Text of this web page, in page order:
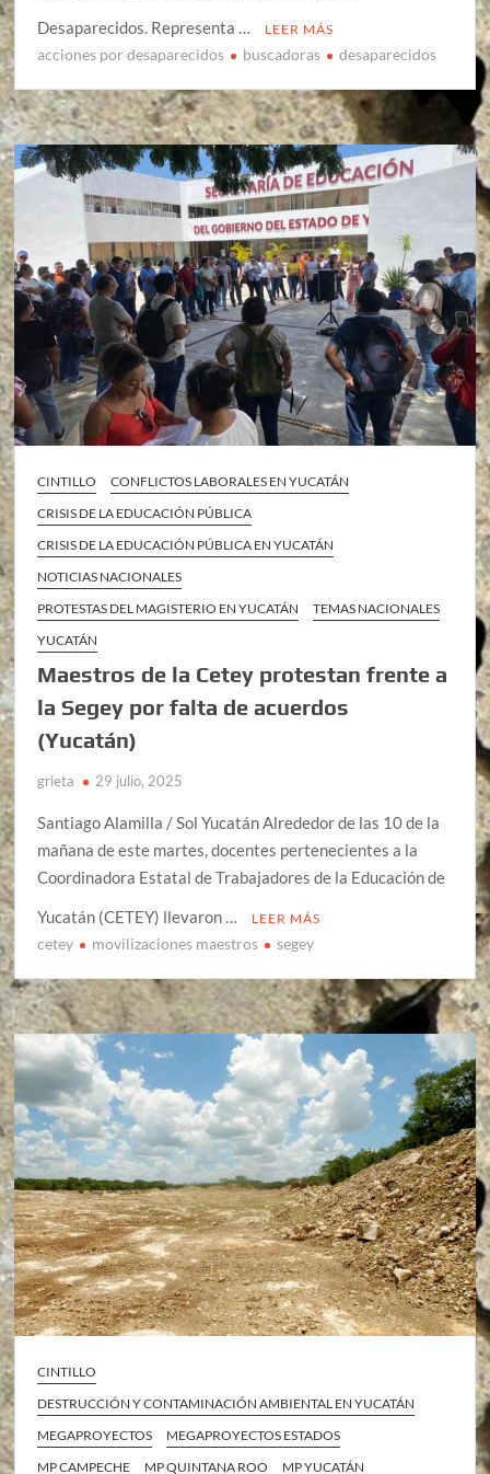
Desaparecidos. Representa …
LEER MÁS
acciones por desaparecidos buscadoras desaparecidos
CINTILLO
CONFLICTOS LABORALES EN YUCATÁN
CRISIS DE LA EDUCACIÓN PÚBLICA
CRISIS DE LA EDUCACIÓN PÚBLICA EN YUCATÁN
NOTICIAS NACIONALES
PROTESTAS DEL MAGISTERIO EN YUCATÁN
TEMAS NACIONALES
YUCATÁN
Maestros de la Cetey protestan frente a
la Segey por falta de acuerdos
(Yucatán)
grieta 29 julio, 2025
Santiago Alamilla / Sol Yucatán Alrededor de las 10 de la
mañana de este martes, docentes pertenecientes a la
Coordinadora Estatal de Trabajadores de la Educación de
Yucatán (CETEY) llevaron …
LEER MÁS
cetey movilizaciones maestros segey
CINTILLO
DESTRUCCIÓN Y CONTAMINACIÓN AMBIENTAL EN YUCATÁN
MEGAPROYECTOS
MEGAPROYECTOS ESTADOS
MP CAMPECHE
MP QUINTANA ROO MP YUCATÁN